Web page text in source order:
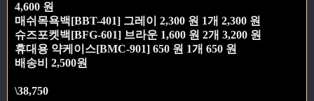
4,600 원
매쉬목욕백[BBT-401] 그레이 2,300 원 1개 2,300 원
슈즈포켓백[BFG-601] 브라운 1,600 원 2개 3,200 원
휴대용 약케이스[BMC-901] 650 원 1개 650 원
배송비 2,500원
\38,750